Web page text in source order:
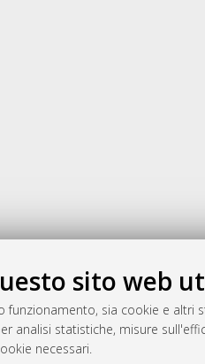
sito web
sia cookie e
analisi statistiche, misure
necessari.
e gestito da